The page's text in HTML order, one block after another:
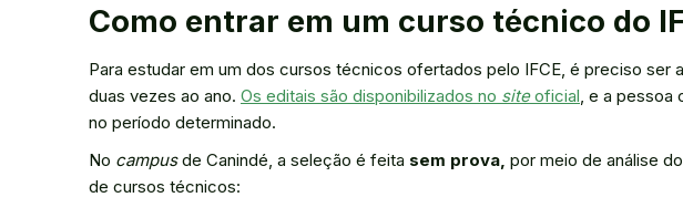
Como entrar em um curso técnico do
Para estudar em um dos cursos técnicos ofertados pelo IFCE, é preciso ser
duas vezes ao ano. Os editais são disponibilizados no siteoficial, e a pessoa
no período determinado.
No campusde Canindé, a seleção é feita sem prova, por meio de análise
de cursos técnicos: